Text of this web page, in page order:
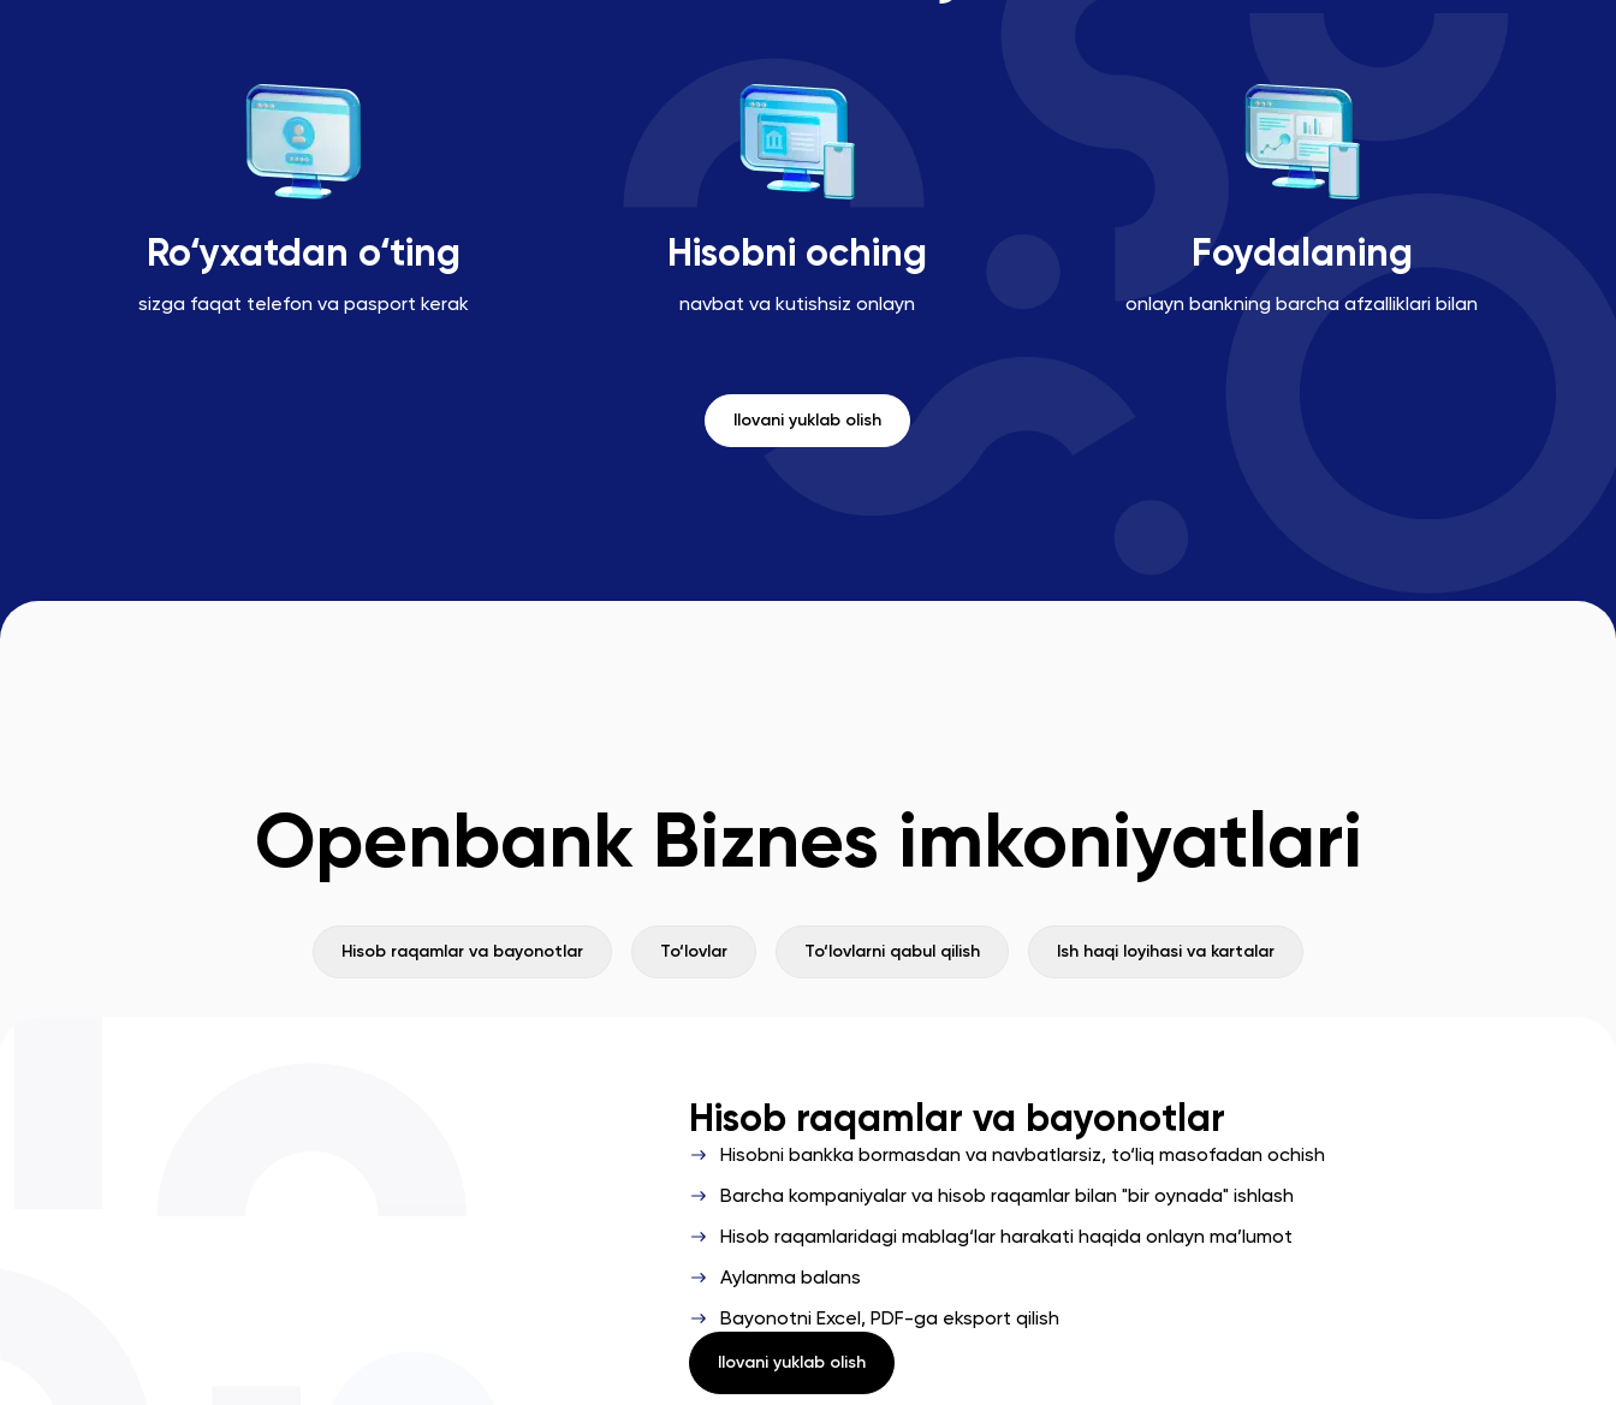
Roʻyxatdan oʻting
sizga faqat telefon va pasport kerak
Hisobni oching
navbat va kutishsiz onlayn
Foydalaning
onlayn bankning barcha afzalliklari bilan
Ilovani yuklab olish
Openbank Biznes imkoniyatlari
Hisob raqamlar va bayonotlar To‘lovlar To‘lovlarni qabul qilish Ish haqi loyihasi va kartalar
Hisob raqamlar va bayonotlar
Hisobni bankka bormasdan va navbatlarsiz, to‘liq masofadan ochish
Barcha kompaniyalar va hisob raqamlar bilan "bir oynada" ishlash
Hisob raqamlaridagi mablag‘lar harakati haqida onlayn ma’lumot
Aylanma balans
Bayonotni Excel, PDF-ga eksport qilish
Ilovani yuklab olish